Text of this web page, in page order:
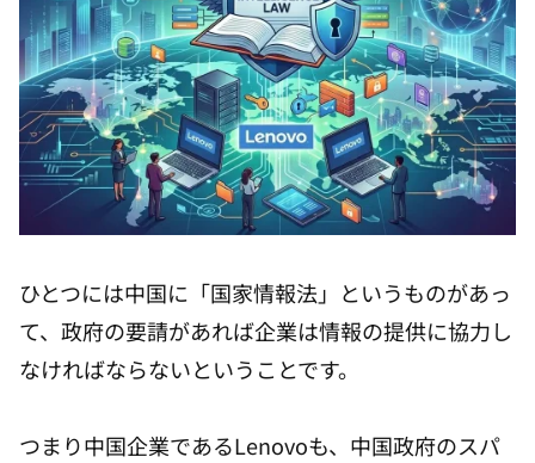
ひとつには中国に「国家情報法」というものがあっ
て、政府の要請があれば企業は情報の提供に協力し
なければならないということです。
つまり中国企業であるLenovoも、中国政府のスパ